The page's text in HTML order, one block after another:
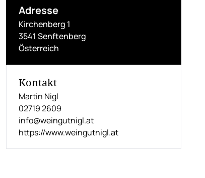
Adresse
Kirchenberg 1
3541 Senftenberg
Österreich
Kontakt
Martin Nigl
02719 2609
info@weingutnigl.at
https://www.weingutnigl.at